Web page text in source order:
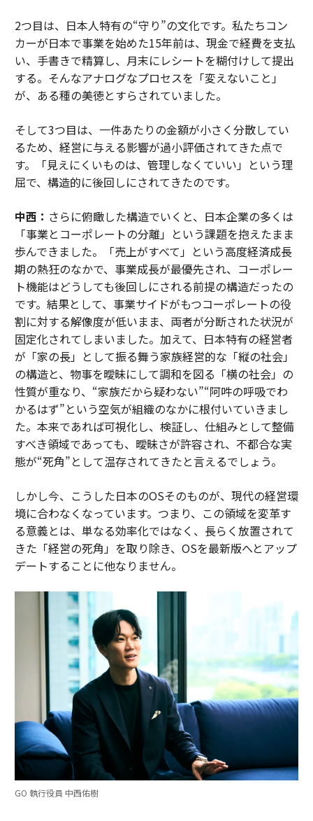
2つ目は、日本人特有の“守り”の文化です。私たちコン
カーが日本で事業を始めた15年前は、現金で経費を支払
い、手書きで精算し、月末にレシートを糊付けして提出
する。そんなアナログなプロセスを「変えないこと」
が、ある種の美徳とすらされていました。
そして3つ目は、一件あたりの金額が小さく分散してい
るため、経営に与える影響が過小評価されてきた点で
す。「見えにくいものは、管理しなくていい」という理
屈で、構造的に後回しにされてきたのです。
中西： さらに俯瞰した構造でいくと、日本企業の多くは
「事業とコーポレートの分離」という課題を抱えたまま
歩んできました。「売上がすべて」という高度経済成長
期の熱狂のなかで、事業成長が最優先され、コーポレー
ト機能はどうしても後回しにされる前提の構造だったの
です。結果として、事業サイドがもつコーポレートの役
割に対する解像度が低いまま、両者が分断された状況が
固定化されてしまいました。加えて、日本特有の経営者
が「家の長」として振る舞う家族経営的な「縦の社会」
の構造と、物事を曖昧にして調和を図る「横の社会」の
性質が重なり、“家族だから疑わない”“阿吽の呼吸でわ
かるはず”という空気が組織のなかに根付いていきまし
た。本来であれば可視化し、検証し、仕組みとして整備
すべき領域であっても、曖昧さが許容され、不都合な実
態が“死角”として温存されてきたと言えるでしょう。
しかし今、こうした日本のOSそのものが、現代の経営環
境に合わなくなっています。つまり、この領域を変革す
る意義とは、単なる効率化ではなく、長らく放置されて
きた「経営の死角」を取り除き、OSを最新版へとアップ
デートすることに他なりません。
GO 執行役員 中西佑樹